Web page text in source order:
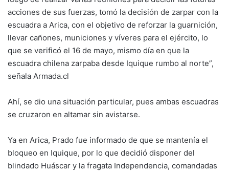
acciones de sus fuerzas, tomó la decisión de zarpar con la
escuadra a Arica, con el objetivo de reforzar la guarnición,
llevar cañones, municiones y víveres para el ejército, lo
que se verificó el 16 de mayo, mismo día en que la
escuadra chilena zarpaba desde Iquique rumbo al norte”,
señala Armada.cl
Ahí, se dio una situación particular, pues ambas escuadras
se cruzaron en altamar sin avistarse.
Ya en Arica, Prado fue informado de que se mantenía el
bloqueo en Iquique, por lo que decidió disponer del
blindado Huáscar y la fragata Independencia, comandadas